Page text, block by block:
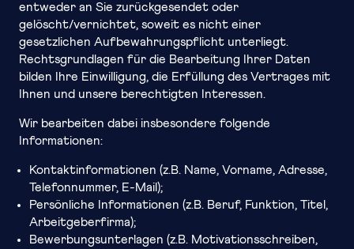
entweder an Sie zurückgesendet oder
gelöscht/vernichtet, soweit es nicht einer
gesetzlichen Aufbewahrungspflicht unterliegt.
Rechtsgrundlagen für die Bearbeitung Ihrer Daten
bilden Ihre Einwilligung, die Erfüllung des Vertrages mit
Ihnen und unsere berechtigten Interessen.
Wir bearbeiten dabei insbesondere folgende
Informationen:
Kontaktinformationen (z.B. Name, Vorname, Adresse,
Telefonnummer, E-Mail);
Persönliche Informationen (z.B. Beruf, Funktion, Titel,
Arbeitgeberfirma);
Bewerbungsunterlagen (z.B. Motivationsschreiben,